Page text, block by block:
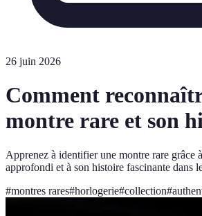
26 juin 2026
Comment
montre rare et son
Apprenez à identifier une montre rare grâce
approfondi et à son histoire fascinante dans
#montres rares#horlogerie#collection#